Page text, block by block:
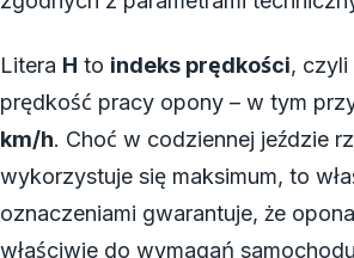
Litera H to indeks prędkości, czyli
prędkość pracy opony – w tym
km/h. Choć w codziennej jeździe
wykorzystuje się maksimum, to
oznaczeniami gwarantuje, że
właściwie do wymagań